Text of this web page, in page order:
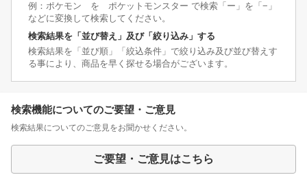
例：ポケモン を ポケットモンスター で検索「ー」を「−」
などに変換して検索してください。
検索結果を「並び替え」及び「絞り込み」する
検索結果を「並び順」「絞込条件」で絞り込み及び並び替えす
る事により、商品を早く探せる場合がございます。
検索機能についてのご要望・ご意見
検索結果についてのご意見をお聞かせください。
ご要望・ご意見はこちら